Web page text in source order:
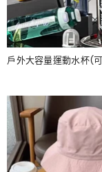
戶外大容量運動水杯(